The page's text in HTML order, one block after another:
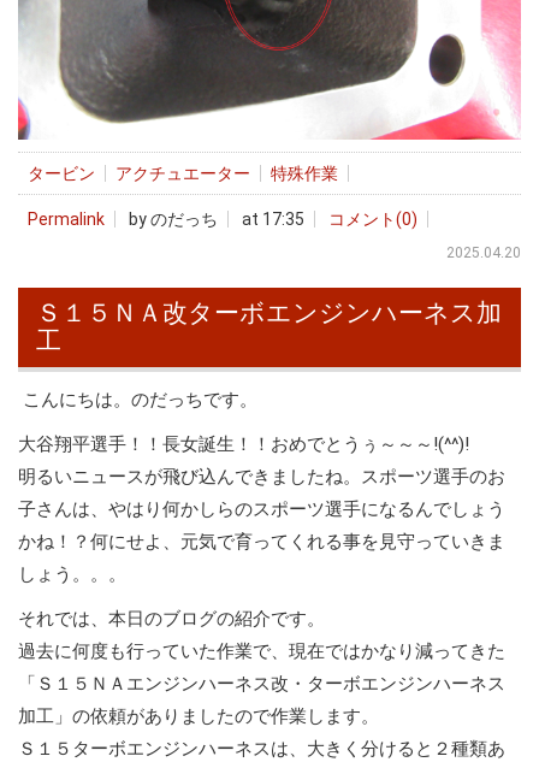
タービン アクチュエーター 特殊作業
Permalink by のだっち at 17:35 コメント(0)
2025.04.20
Ｓ１５ＮＡ改ターボエンジンハーネス加
工
こんにちは。のだっちです。
大谷翔平選手！！長女誕生！！おめでとうぅ～～～!(^^)!
明るいニュースが飛び込んできましたね。スポーツ選手のお
子さんは、やはり何かしらのスポーツ選手になるんでしょう
かね！？何にせよ、元気で育ってくれる事を見守っていきま
しょう。。。
それでは、本日のブログの紹介です。
過去に何度も行っていた作業で、現在ではかなり減ってきた
「Ｓ１５ＮＡエンジンハーネス改・ターボエンジンハーネス
加工」の依頼がありましたので作業します。
Ｓ１５ターボエンジンハーネスは、大きく分けると２種類あ